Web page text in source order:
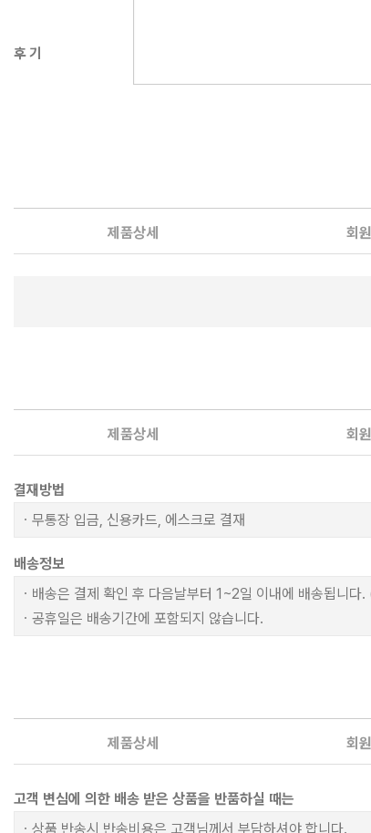
후 기
제품상세 회
제품상세 회
결재방법
ㆍ무통장 입금, 신용카드, 에스크로 결재
배송정보
ㆍ배송은 결제 확인 후 다음날부터 1~2일 이내에 배송됩니
ㆍ공휴일은 배송기간에 포함되지 않습니다.
제품상세 회
고객 변심에 의한 배송 받은 상품을 반품하실 때는
ㆍ상품 반송시 반송비용은 고객님께서 부담하셔야 합니다.